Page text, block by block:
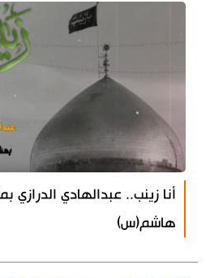
أنا زينب.. عبدالهادي الدرازي
هاشم(س)